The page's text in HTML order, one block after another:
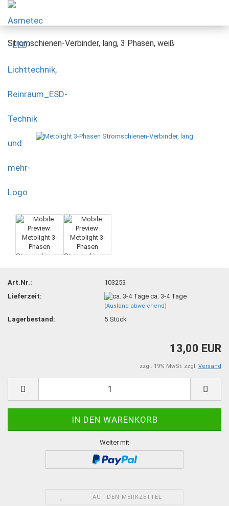
Stromschienen-Verbinder, lang, 3 Phasen, weiß
Art.Nr.:
103253
Lieferzeit:
ca. 3-4 Tage
(Ausland abweichend)
Lagerbestand: 5 Stück
13,00 EUR
zzgl. 19% MwSt. zzgl. Versand
Weiter mit
AUF DEN MERKZETTEL